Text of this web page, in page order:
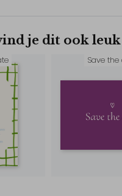
date je dit ook leuk
Save the